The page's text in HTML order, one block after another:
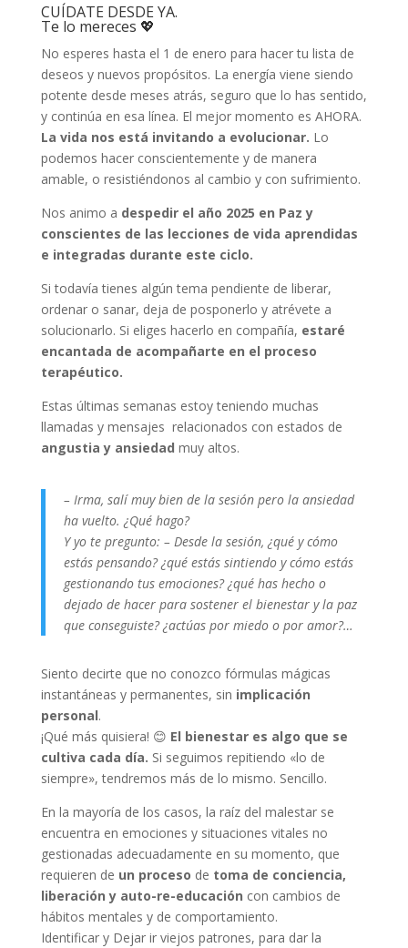
CUÍDATE DESDE YA.
Te lo mereces 💖
No esperes hasta el 1 de enero para hacer tu lista de
deseos y nuevos propósitos. La energía viene siendo
potente desde meses atrás, seguro que lo has sentido,
y continúa en esa línea. El mejor momento es AHORA.
La vida nos está invitando a evolucionar. Lo
podemos hacer conscientemente y de manera
amable, o resistiéndonos al cambio y con sufrimiento.
Nos animo a despedir el año 2025 en Paz y
conscientes de las lecciones de vida aprendidas
e integradas durante este ciclo.
Si todavía tienes algún tema pendiente de liberar,
ordenar o sanar, deja de posponerlo y atrévete a
solucionarlo. Si eliges hacerlo en compañía, estaré
encantada de acompañarte en el proceso
terapéutico.
Estas últimas semanas estoy teniendo muchas
llamadas y mensajes relacionados con estados de
angustia y ansiedad muy altos.
– Irma, salí muy bien de la sesión pero la ansiedad
ha vuelto. ¿Qué hago?
Y yo te pregunto: – Desde la sesión, ¿qué y cómo
estás pensando? ¿qué estás sintiendo y cómo estás
gestionando tus emociones? ¿qué has hecho o
dejado de hacer para sostener el bienestar y la paz
que conseguiste? ¿actúas por miedo o por amor?…
Siento decirte que no conozco fórmulas mágicas
instantáneas y permanentes, sin implicación
personal.
¡Qué más quisiera! 😊 El bienestar es algo que se
cultiva cada día. Si seguimos repitiendo «lo de
siempre», tendremos más de lo mismo. Sencillo.
En la mayoría de los casos, la raíz del malestar se
encuentra en emociones y situaciones vitales no
gestionadas adecuadamente en su momento, que
requieren de un proceso de toma de conciencia,
liberación y auto-re-educación con cambios de
hábitos mentales y de comportamiento.
Identificar y Dejar ir viejos patrones, para dar la